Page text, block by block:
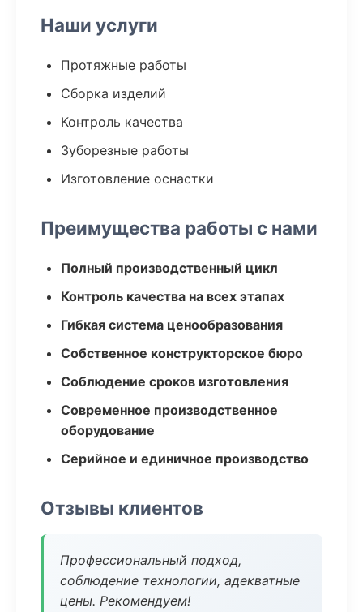
Наши услуги
Протяжные работы
Сборка изделий
Контроль качества
Зуборезные работы
Изготовление оснастки
Преимущества работы с нами
Полный производственный цикл
Контроль качества на всех этапах
Гибкая система ценообразования
Собственное конструкторское бюро
Соблюдение сроков изготовления
Современное производственное
оборудование
Серийное и единичное производство
Отзывы клиентов
Профессиональный подход,
соблюдение технологии, адекватные
цены. Рекомендуем!